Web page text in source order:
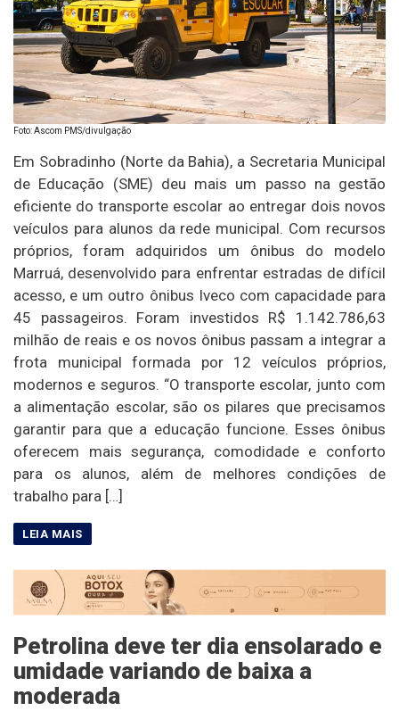
Foto: Ascom PMS/divulgação
Em Sobradinho (Norte da Bahia), a Secretaria Municipal
de Educação (SME) deu mais um passo na gestão
eficiente do transporte escolar ao entregar dois novos
veículos para alunos da rede municipal. Com recursos
próprios, foram adquiridos um ônibus do modelo
Marruá, desenvolvido para enfrentar estradas de difícil
acesso, e um outro ônibus Iveco com capacidade para
45 passageiros. Foram investidos R$ 1.142.786,63
milhão de reais e os novos ônibus passam a integrar a
frota municipal formada por 12 veículos próprios,
modernos e seguros. “O transporte escolar, junto com
a alimentação escolar, são os pilares que precisamos
garantir para que a educação funcione. Esses ônibus
oferecem mais segurança, comodidade e conforto
para os alunos, além de melhores condições de
trabalho para […]
Petrolina deve ter dia ensolarado e
umidade variando de baixa a
moderada